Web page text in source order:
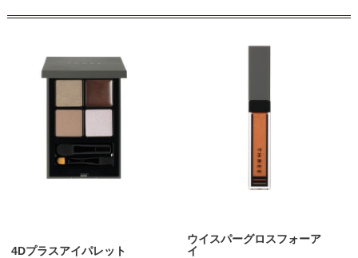
4Dプラスアイパレット
ウイスパーグロスフォーア
イ